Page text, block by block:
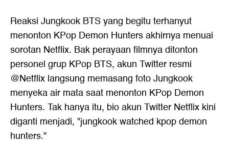
Reaksi Jungkook BTS yang begitu terhanyut
menonton KPop Demon Hunters akhirnya menuai
sorotan Netflix. Bak perayaan filmnya ditonton
personel grup KPop BTS, akun Twitter resmi
@Netflix langsung memasang foto Jungkook
menyeka air mata saat menonton KPop Demon
Hunters. Tak hanya itu, bio akun Twitter Netflix kini
diganti menjadi, "jungkook watched kpop demon
hunters."